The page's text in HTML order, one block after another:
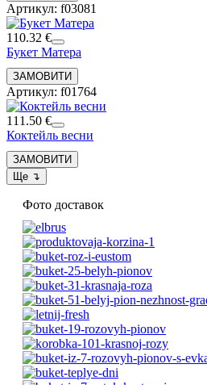
Артикул: f03081
110.32 €
Букет Матера
Артикул: f01764
111.50 €
Коктейль весни
Фото доставок